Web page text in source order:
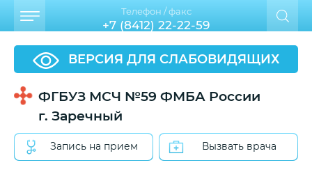
ВЕРСИЯ ДЛЯ СЛАБОВИДЯЩИХ
ФГБУЗ МСЧ №59 ФМБА России
г. Заречный
Запись на прием Вызвать врача
Телефон / факс
+7 (8412) 22-22-59